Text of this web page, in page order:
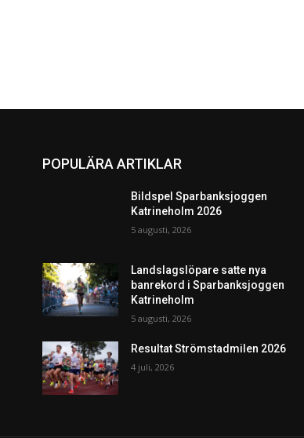
POPULÄRA ARTIKLAR
Bildspel Sparbanksjoggen
Katrineholm 2026
5 augusti, 2026
Landslagslöpare satte nya
banrekord i Sparbanksjoggen
Katrineholm
5 augusti, 2026
Resultat Strömstadmilen 2026
4 juli, 2026